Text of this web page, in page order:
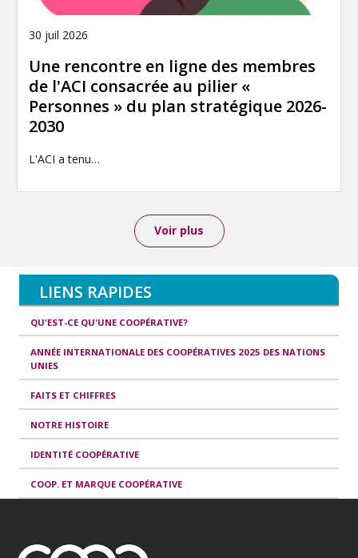
30 juil 2026
Une rencontre en ligne des membres
de l'ACI consacrée au pilier «
Personnes » du plan stratégique 2026-
2030
L'ACI a tenu…
Voir plus
LIENS RAPIDES
QU'EST-CE QU'UNE COOPÉRATIVE?
ANNÉE INTERNATIONALE DES COOPÉRATIVES 2025 DES NATIONS
UNIES
FAITS ET CHIFFRES
NOTRE HISTOIRE
IDENTITÉ COOPÉRATIVE
COOP. ET MARQUE COOPÉRATIVE